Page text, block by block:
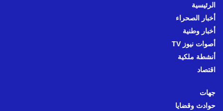
الرئيسية
أخبار الصحراء
أخبار وطنية
أصوات نيوز TV
أنشطة ملكية
اقتصاد
جهات
حوادث وقضايا